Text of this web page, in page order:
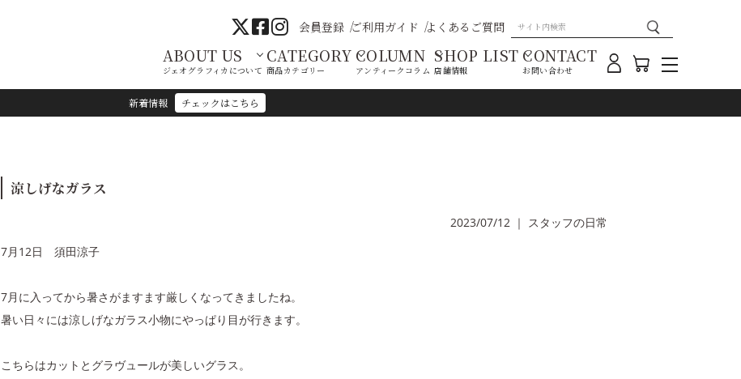
新着情報 チェックはこちら
会員登録 ご利用ガイド よくあるご質問
ABOUT US
ジェオグラフィカについて
CATEGORY
商品カテゴリー
COLUMN
アンティークコラム
SHOP LIST
店舗情報
CONTACT
お問い合わせ
涼しげなガラス
2023/07/12 ｜ スタッフの日常
7月12日 須田涼子
7月に入ってから暑さがますます厳しくなってきましたね。
暑い日々には涼しげなガラス小物にやっぱり目が行きます。
こちらはカットとグラヴュールが美しいグラス。